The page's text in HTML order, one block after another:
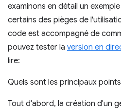
examinons en détail un
certains des pièges de
code est accompagné de
pouvez tester la version en
lire:
Quels sont les principaux
Tout d'abord, la création d'un